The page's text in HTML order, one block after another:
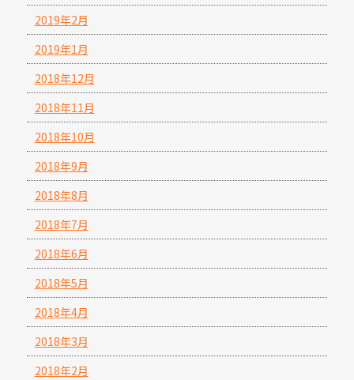
2019年2月
2019年1月
2018年12月
2018年11月
2018年10月
2018年9月
2018年8月
2018年7月
2018年6月
2018年5月
2018年4月
2018年3月
2018年2月